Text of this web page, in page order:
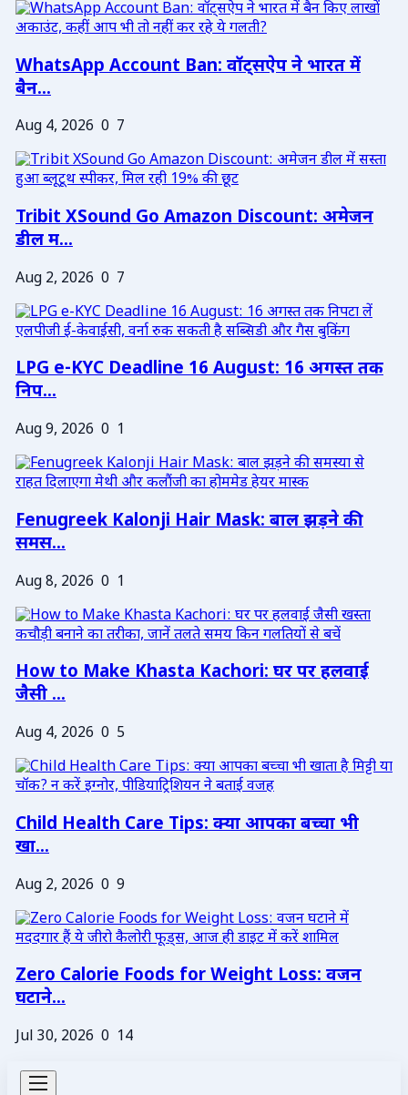
WhatsApp Account Ban: वॉट्सऐप ने भारत में
बैन...
Aug 4, 2026 0 7
Tribit XSound Go Amazon Discount: अमेजन
डील म...
Aug 2, 2026 0 7
LPG e-KYC Deadline 16 August: 16 अगस्त तक
निप...
Aug 9, 2026 0 1
Fenugreek Kalonji Hair Mask: बाल झड़ने की
समस...
Aug 8, 2026 0 1
How to Make Khasta Kachori: घर पर हलवाई
जैसी ...
Aug 4, 2026 0 5
Child Health Care Tips: क्या आपका बच्चा भी
खा...
Aug 2, 2026 0 9
Zero Calorie Foods for Weight Loss: वजन
घटाने...
Jul 30, 2026 0 14